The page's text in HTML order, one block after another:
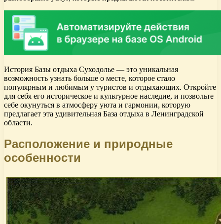
История Базы отдыха Суходолье — это уникальная
возможность узнать больше о месте, которое стало
популярным и любимым у туристов и отдыхающих. Откройте
для себя его историческое и культурное наследие, и позвольте
себе окунуться в атмосферу уюта и гармонии, которую
предлагает эта удивительная База отдыха в Ленинградской
области.
Расположение и природные
особенности